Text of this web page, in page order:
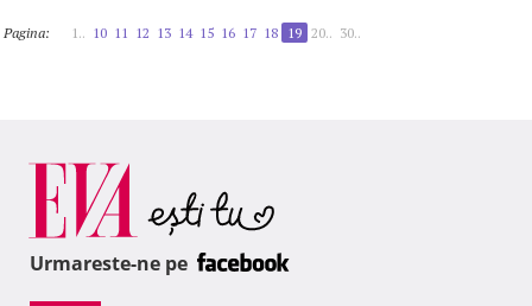
Pagina: 1.. 10 11 12 13 14 15 16 17 18 19 20.. 30..
Urmareste-ne pe